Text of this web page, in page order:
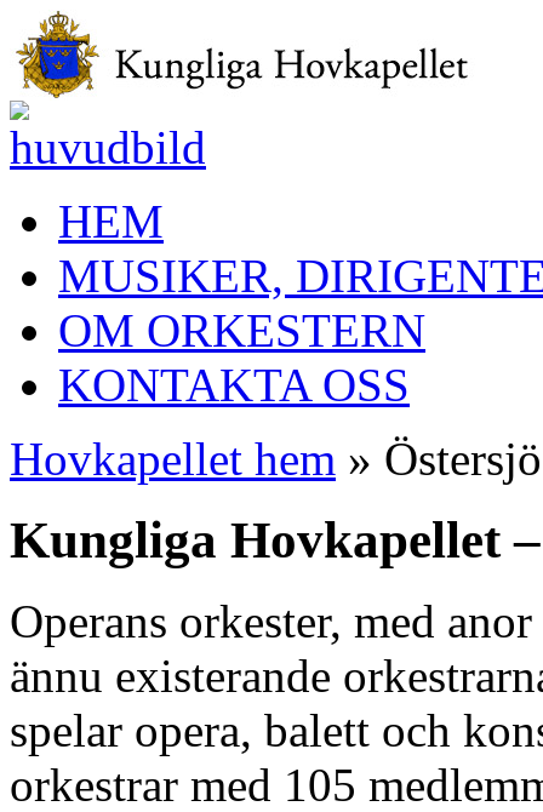
HEM
MUSIKER,
OM ORKESTERN
KONTAKTA OSS
Hovkapellet hem »
Kungliga Hovkapellet
Operans orkester, med
ännu existerande
spelar opera, balett och
orkestrar med 105